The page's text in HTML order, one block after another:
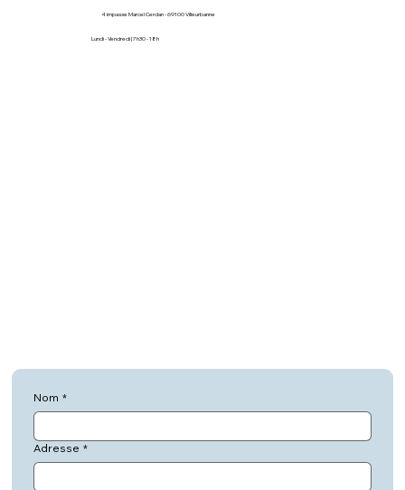
4 impasse Marcel Cerdan - 69100 Villeurbanne
Lundi - Vendredi | 7h30 - 18h
Nom *
Adresse *